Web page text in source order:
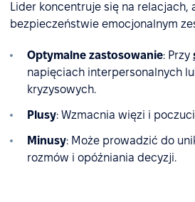
Lider koncentruje się na relacjach,
bezpieczeństwie emocjonalnym
Optymalne zastosowanie: Przy
napięciach interpersonalnych
kryzysowych.
Plusy: Wzmacnia więzi i
Minusy: Może prowadzić do
rozmów i opóźniania decyzji.